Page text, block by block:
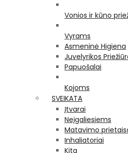
Vonios ir kūno
Vyrams
Asmeninė Higiena
Juvelyrikos
Papuošalai
Kojoms
SVEIKATA
Įtvarai
Neįgaliesiems
Matavimo
Inhaliatoriai
Kita